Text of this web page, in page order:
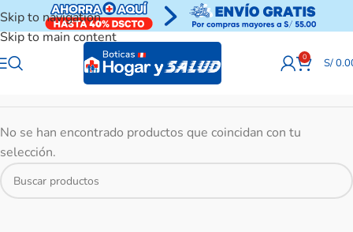
Skip to navigation
Skip to main content
0 S/
No se han encontrado productos que coincidan con tu
selección.